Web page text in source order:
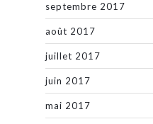
septembre 2017
août 2017
juillet 2017
juin 2017
mai 2017